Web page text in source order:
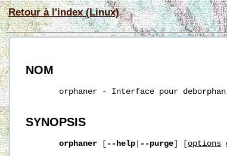
Retour à l'index (Linux)
NOM
       orphaner - Interface pour deborphan
SYNOPSIS
orphaner [ --help --purge] [options